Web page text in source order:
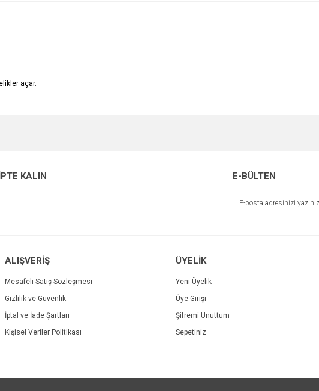
açar.
KALIN E-BÜLTEN
ALIŞVERİŞ
Mesafeli Satış Sözleşmesi
Gizlilik ve Güvenlik
İptal ve İade Şartları
Kişisel Veriler Politikası
ÜYELİK
Yeni Üyelik
Üye Girişi
Şifremi Unuttum
Sepetiniz